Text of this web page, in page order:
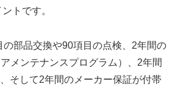
トです。
部品交換や90項目の点検、2年間の
メンテナンスプログラム）、2年間
そして2年間のメーカー保証が付帯